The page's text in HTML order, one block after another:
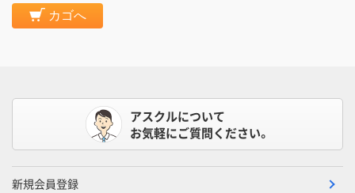
カゴへ
アスクルについて
お気軽にご質問ください。
新規会員登録